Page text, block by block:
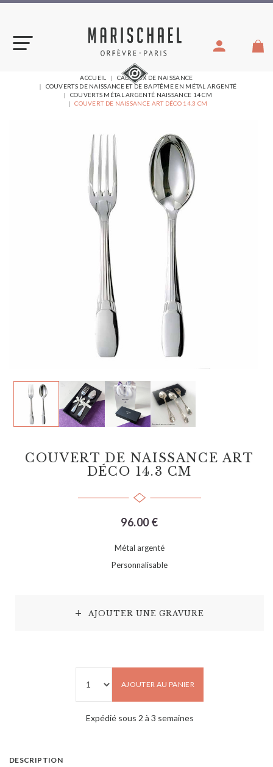
Aller
VOUS
ÊTES
ICI :
ACCUEIL
CADEAUX DE NAISSANCE
COUVERTS DE NAISSANCE ET DE BAPTÊME EN MÉTAL ARGENTÉ
COUVERTS MÉTAL ARGENTÉ NAISSANCE 14 CM
COUVERT DE NAISSANCE ART DÉCO 14.3 CM
COUVERT DE NAISSANCE ART
DÉCO 14.3 CM
96.00 €
Métal argenté
Personnalisable
AJOUTER UNE GRAVURE
AJOUTER AU PANIER
Expédié sous 2 à 3 semaines
DESCRIPTION